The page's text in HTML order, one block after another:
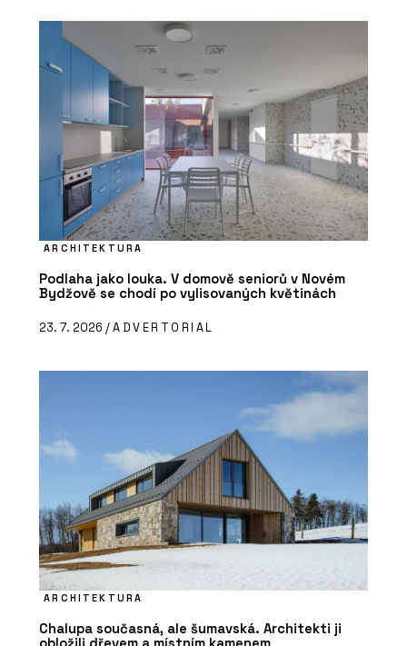
ARCHITEKTURA
Podlaha jako louka. V domově seniorů v Novém
Bydžově se chodí po vylisovaných květinách
23. 7. 2026 /ADVERTORIAL
ARCHITEKTURA
Chalupa současná, ale šumavská. Architekti ji